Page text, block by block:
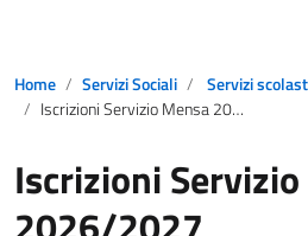
Home Servizi Sociali Servizi
Iscrizioni Servizio Mensa 2026/2027
Iscrizioni